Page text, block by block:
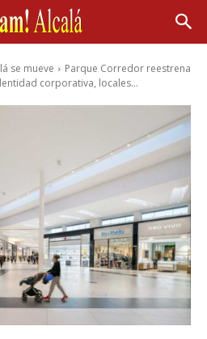
se mueve
Parque Corredor reestrena
corporativa, locales...